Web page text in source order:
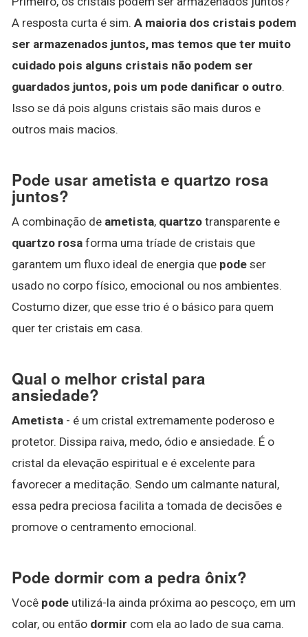
A resposta curta é sim. A maioria dos cristais podem
ser armazenados juntos, mas temos que ter muito
cuidado pois alguns cristais não podem ser
guardados juntos, pois um pode danificar o outro.
Isso se dá pois alguns cristais são mais duros e
outros mais macios.
Pode usar ametista e quartzo rosa
juntos?
A combinação de ametista, quartzo transparente e
quartzo rosa forma uma tríade de cristais que
garantem um fluxo ideal de energia que pode ser
usado no corpo físico, emocional ou nos ambientes.
Costumo dizer, que esse trio é o básico para quem
quer ter cristais em casa.
Qual o melhor cristal para
ansiedade?
Ametista - é um cristal extremamente poderoso e
protetor. Dissipa raiva, medo, ódio e ansiedade. É o
cristal da elevação espiritual e é excelente para
favorecer a meditação. Sendo um calmante natural,
essa pedra preciosa facilita a tomada de decisões e
promove o centramento emocional.
Pode dormir com a pedra ônix?
Você pode utilizá-la ainda próxima ao pescoço, em um
colar, ou então dormir com ela ao lado de sua cama.